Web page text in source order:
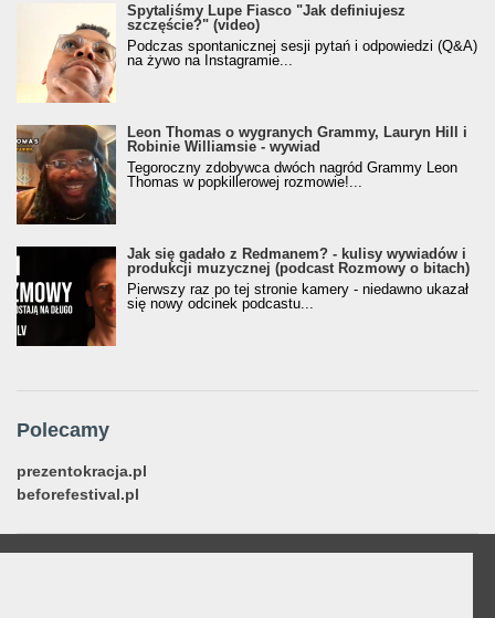
Spytaliśmy Lupe Fiasco "Jak definiujesz
szczęście?" (video)
Podczas spontanicznej sesji pytań i odpowiedzi (Q&A)
na żywo na Instagramie...
Leon Thomas o wygranych Grammy, Lauryn Hill i
Robinie Williamsie - wywiad
Tegoroczny zdobywca dwóch nagród Grammy Leon
Thomas w popkillerowej rozmowie!...
Jak się gadało z Redmanem? - kulisy wywiadów i
produkcji muzycznej (podcast Rozmowy o bitach)
Pierwszy raz po tej stronie kamery - niedawno ukazał
się nowy odcinek podcastu...
Polecamy
prezentokracja.pl
beforefestival.pl